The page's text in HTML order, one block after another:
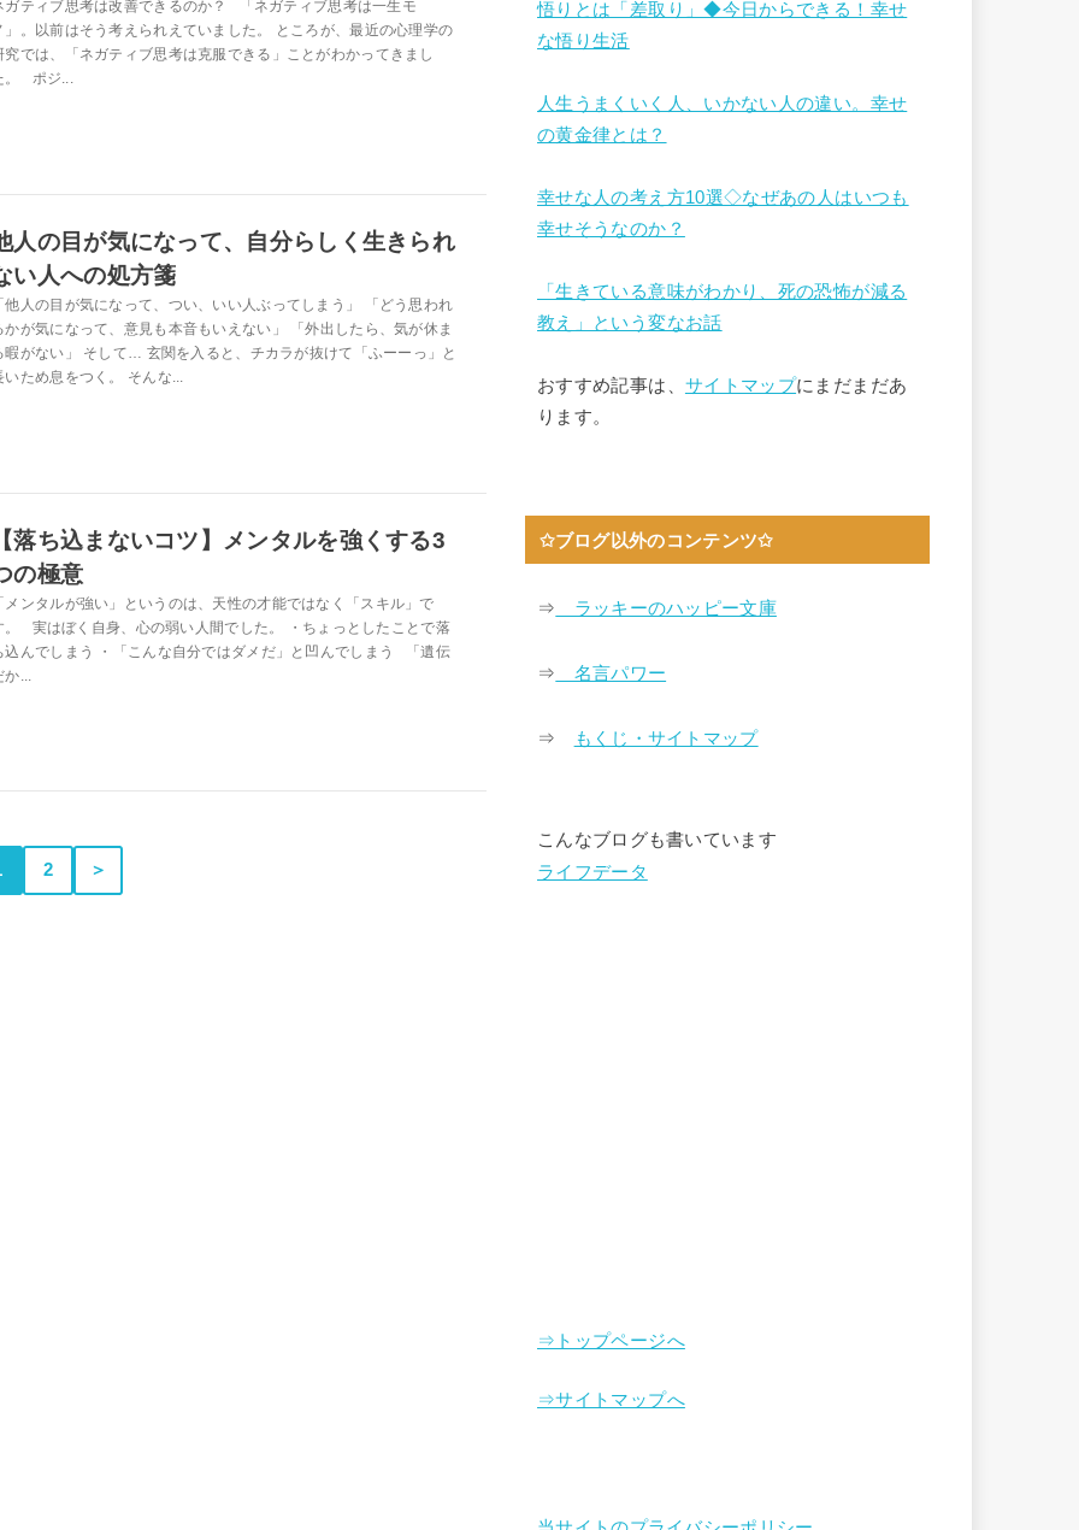
ガティブ思考は改善できるのか？ 「ネガティブ思考は一生モ
」。以前はそう考えられえていました。 ところが、最近の心理学の
究では、「ネガティブ思考は克服できる」ことがわかってきまし
。 ポジ...
人の目が気になって、自分らしく生きられ
い人への処方箋
他人の目が気になって、つい、いい人ぶってしまう」 「どう思われ
かが気になって、意見も本音もいえない」 「外出したら、気が休ま
暇がない」 そして… 玄関を入ると、チカラが抜けて「ふーーっ」と
いため息をつく。 そんな...
落ち込まないコツ】メンタルを強くする3
の極意
メンタルが強い」というのは、天性の才能ではなく「スキル」で
。 実はぼく自身、心の弱い人間でした。 ・ちょっとしたことで落
込んでしまう ・「こんな自分ではダメだ」と凹んでしまう 「遺伝
か...
2 ＞
悟りとは「差取り」◆今日からできる！幸せ
な悟り生活
人生うまくいく人、いかない人の違い。幸せ
の黄金律とは？
幸せな人の考え方10選◇なぜあの人はいつも
幸せそうなのか？
「生きている意味がわかり、死の恐怖が減る
教え」という変なお話
おすすめ記事は、 サイトマップにまだまだあ
ります。
✩ブログ以外のコンテンツ✩
⇒ ラッキーのハッピー文庫
⇒ 名言パワー
⇒ もくじ・サイトマップ
こんなブログも書いています
ライフデータ
⇒トップページへ
⇒サイトマップへ